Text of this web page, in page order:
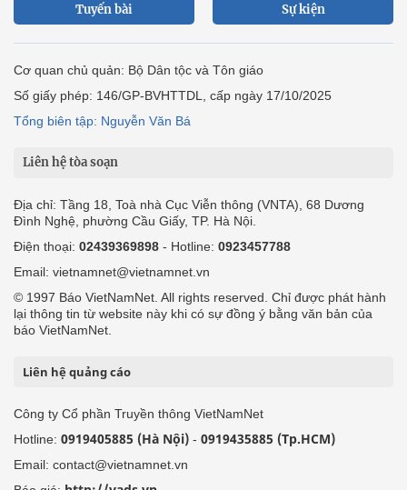
Tuyến bài Sự kiện
Cơ quan chủ quản: Bộ Dân tộc và Tôn giáo
Số giấy phép: 146/GP-BVHTTDL, cấp ngày 17/10/2025
Tổng biên tập: Nguyễn Văn Bá
Liên hệ tòa soạn
Địa chỉ: Tầng 18, Toà nhà Cục Viễn thông (VNTA), 68 Dương
Đình Nghệ, phường Cầu Giấy, TP. Hà Nội.
Điện thoại: 02439369898 - Hotline: 0923457788
Email: vietnamnet@vietnamnet.vn
© 1997 Báo VietNamNet. All rights reserved. Chỉ được phát hành
lại thông tin từ website này khi có sự đồng ý bằng văn bản của
báo VietNamNet.
Liên hệ quảng cáo
Công ty Cổ phần Truyền thông VietNamNet
Hotline: 0919405885 (Hà Nội) - 0919435885 (Tp.HCM)
Email: contact@vietnamnet.vn